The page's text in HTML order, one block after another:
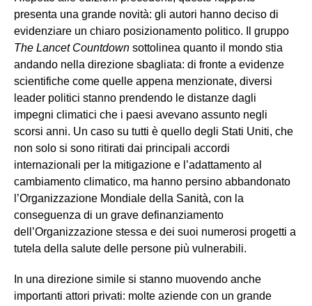
presenta una grande novità: gli autori hanno deciso di
evidenziare un chiaro posizionamento politico. Il gruppo
The Lancet Countdown sottolinea quanto il mondo stia
andando nella direzione sbagliata: di fronte a evidenze
scientifiche come quelle appena menzionate, diversi
leader politici stanno prendendo le distanze dagli
impegni climatici che i paesi avevano assunto negli
scorsi anni. Un caso su tutti è quello degli Stati Uniti, che
non solo si sono ritirati dai principali accordi
internazionali per la mitigazione e l’adattamento al
cambiamento climatico, ma hanno persino abbandonato
l’Organizzazione Mondiale della Sanità, con la
conseguenza di un grave definanziamento
dell’Organizzazione stessa e dei suoi numerosi progetti a
tutela della salute delle persone più vulnerabili.
In una direzione simile si stanno muovendo anche
importanti attori privati: molte aziende con un grande